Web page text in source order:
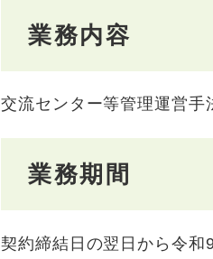
業務内容
交流センター等管理運営手
業務期間
契約締結日の翌日から令和